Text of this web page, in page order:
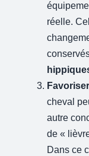
réelle.
cheval
autre
de «
Dans ce